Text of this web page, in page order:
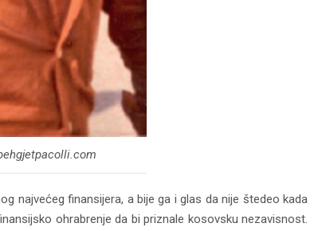
najvećeg finansijera, a bije ga i glas da nije štedeo kada
ohrabrenje da bi priznale kosovsku nezavisnost.